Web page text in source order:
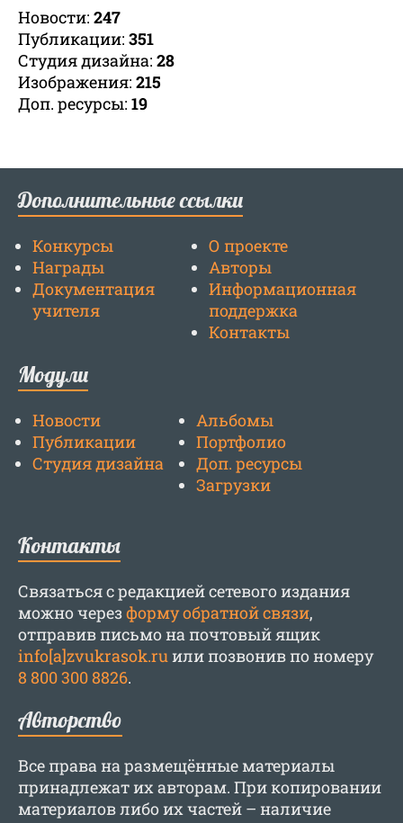
Новости: 247
Публикации: 351
Студия дизайна: 28
Изображения: 215
Доп. ресурсы: 19
Дополнительные ссылки
Конкурсы
Награды
Документация
учителя
О проекте
Авторы
Информационная
поддержка
Контакты
Модули
Новости
Публикации
Студия дизайна
Альбомы
Портфолио
Доп. ресурсы
Загрузки
Контакты
Связаться с редакцией сетевого издания
можно черезформу обратной связи,
отправив письмо на почтовый ящик
info[a]zvukrasok.ruили позвонив по номеру
8 800 300 8826.
Авторство
Все права на размещённые материалы
принадлежат их авторам. При копировании
материалов либо их частей – наличие